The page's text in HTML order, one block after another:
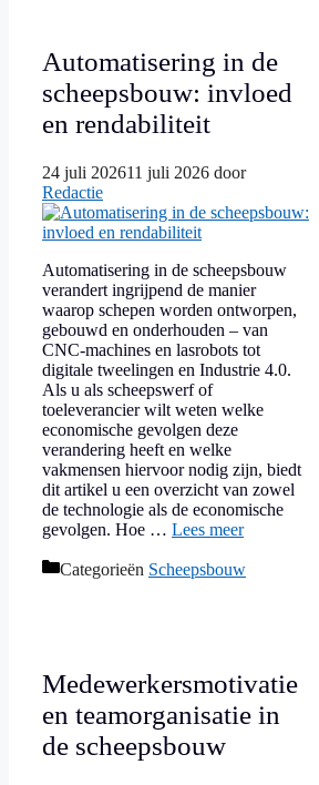
Automatisering in de
scheepsbouw: invloed
en rendabiliteit
24 juli 202611 juli 2026 door
Redactie
Automatisering in de scheepsbouw
verandert ingrijpend de manier
waarop schepen worden ontworpen,
gebouwd en onderhouden – van
CNC-machines en lasrobots tot
digitale tweelingen en Industrie 4.0.
Als u als scheepswerf of
toeleverancier wilt weten welke
economische gevolgen deze
verandering heeft en welke
vakmensen hiervoor nodig zijn, biedt
dit artikel u een overzicht van zowel
de technologie als de economische
gevolgen. Hoe … Lees meer
Categorieën Scheepsbouw
Medewerkersmotivatie
en teamorganisatie in
de scheepsbouw